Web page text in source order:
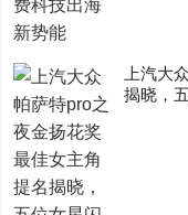
上汽大
揭晓，